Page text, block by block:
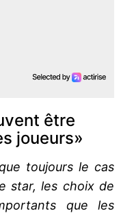
être
joueurs»
toujours le cas
star, les choix de
que les